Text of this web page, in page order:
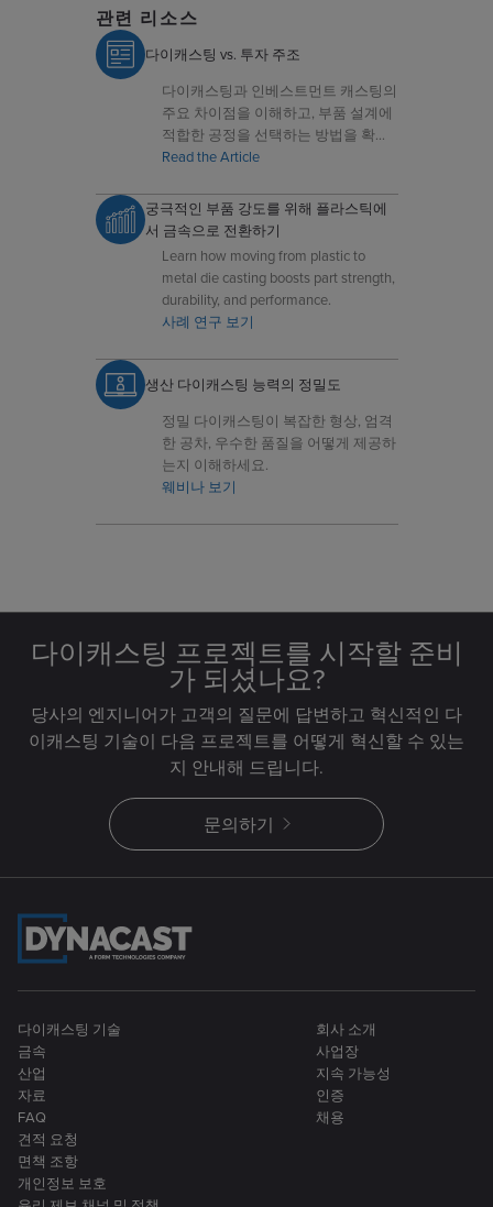
관련 리소스
다이캐스팅 vs. 투자 주조
다이캐스팅과 인베스트먼트 캐스팅의
주요 차이점을 이해하고, 부품 설계에
적합한 공정을 선택하는 방법을 확인
하세요.
Read the Article
궁극적인 부품 강도를 위해 플라스틱에
서 금속으로 전환하기
Learn how moving from plastic to
metal die casting boosts part strength,
durability, and performance.
사례 연구 보기
생산 다이캐스팅 능력의 정밀도
정밀 다이캐스팅이 복잡한 형상, 엄격
한 공차, 우수한 품질을 어떻게 제공하
는지 이해하세요.
웨비나 보기
다이캐스팅 프로젝트를 시작할 준비
가 되셨나요?
당사의 엔지니어가 고객의 질문에 답변하고 혁신적인 다
이캐스팅 기술이 다음 프로젝트를 어떻게 혁신할 수 있는
지 안내해 드립니다.
문의하기
다이캐스팅 기술
금속
산업
자료
FAQ
회사 소개
사업장
지속 가능성
인증
채용
견적 요청
면책 조항
개인정보 보호